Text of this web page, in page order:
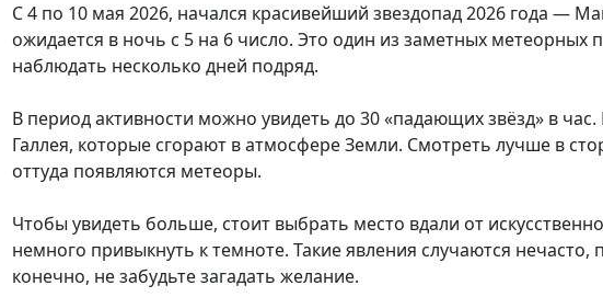
С 4 по 10 мая 2026, начался красивейший звездопад 2026 года —
ожидается в ночь с 5 на 6 число. Это один из заметных
наблюдать несколько дней подряд.
В период активности можно увидеть до 30 «падающих звёзд» в
Галлея, которые сгорают в атмосфере Земли. Смотреть лучше в
оттуда появляются метеоры.
Чтобы увидеть больше, стоит выбрать место вдали от
немного привыкнуть к темноте. Такие явления случаются
конечно, не забудьте загадать желание.